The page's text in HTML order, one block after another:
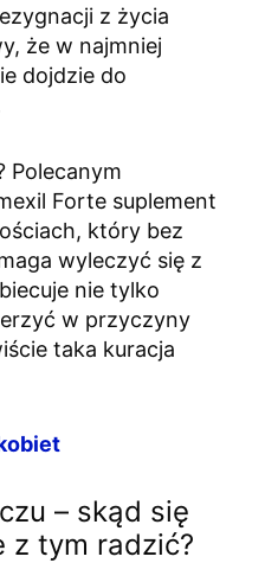
z życia
że w najmniej
dojdzie do
Polecanym
Forte suplement
który bez
wyleczyć się z
nie tylko
w przyczyny
taka kuracja
– skąd się
z tym radzić?